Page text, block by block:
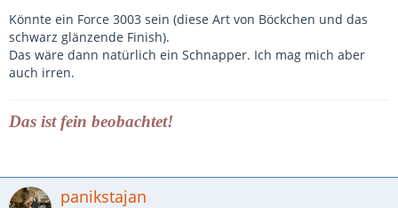
Könnte ein Force 3003 sein (diese Art von Böckchen und das
schwarz glänzende Finish).
Das wäre dann natürlich ein Schnapper. Ich mag mich aber
auch irren.
Das ist fein beobachtet!
panikstajan